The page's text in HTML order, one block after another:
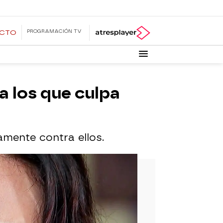
PROGRAMACIÓN TV
los que culpa
contra ellos.